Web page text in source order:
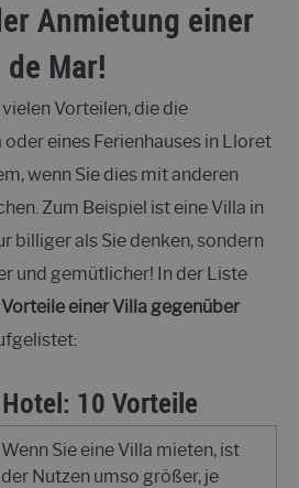
Anmietung einer
Mar!
Vorteilen, die die
eines Ferienhauses in Lloret
wenn Sie dies mit anderen
Zum Beispiel ist eine Villa in
billiger als Sie denken, sondern
und gemütlicher! In der Liste
Vorteile einer Villa gegenüber
: 10 Vorteile
Wenn Sie eine Villa mieten, ist
der Nutzen umso größer, je